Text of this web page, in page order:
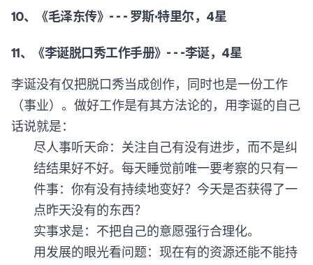
10、《毛泽东传》- - - 罗斯·特里尔，4星
11、《李诞脱口秀工作手册》- - -李诞，4星
李诞没有仅把脱口秀当成创作，同时也是一份工作
（事业）。做好工作是有其方法论的，用李诞的自己
话说就是：
尽人事听天命：关注自己有没有进步，而不是纠
结结果好不好。每天睡觉前唯一要考察的只有一
件事：你有没有持续地变好？今天是否获得了一
点昨天没有的东西？
实事求是：不把自己的意愿强行合理化。
用发展的眼光看问题：现在有的资源还能不能持